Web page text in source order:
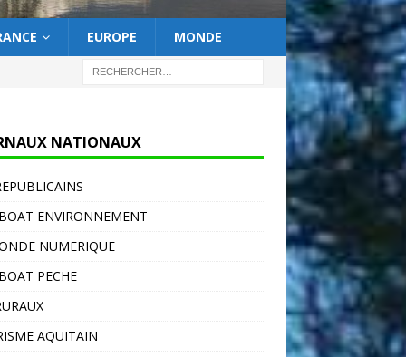
EUROPE MONDE
NATIONAUX
ENVIRONNEMENT
NUMERIQUE
PECHE
AQUITAIN